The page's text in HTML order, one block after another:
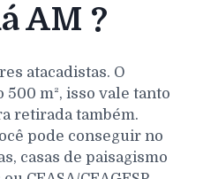
AM ?
atacadistas. O
500 m², isso vale tanto
retirada também.
pode conseguir no
casas de paisagismo